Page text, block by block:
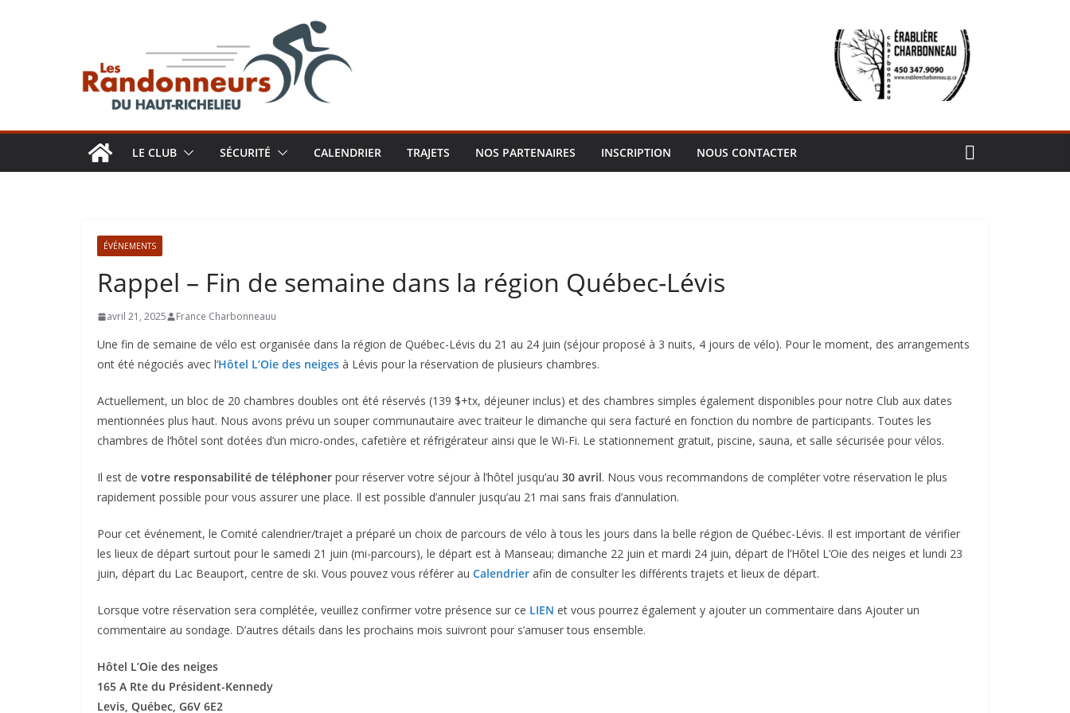
LE CLUB SÉCURITÉ CALENDRIER TRAJETS NOS PARTENAIRES INSCRIPTION NOUS CONTACTER
ÉVÉNEMENTS
Rappel – Fin de semaine dans la région Québec-Lévis
avril 21, 2025 France Charbonneauu
Une fin de semaine de vélo est organisée dans la région de Québec-Lévis du 21 au 24 juin (séjour proposé à 3 nuits, 4 jours de vélo). Pour le moment, des arrangements
ont été négociés avec l’Hôtel L’Oie des neiges à Lévis pour la réservation de plusieurs chambres.
Actuellement, un bloc de 20 chambres doubles ont été réservés (139 $+tx, déjeuner inclus) et des chambres simples également disponibles pour notre Club aux dates
mentionnées plus haut. Nous avons prévu un souper communautaire avec traiteur le dimanche qui sera facturé en fonction du nombre de participants. Toutes les
chambres de l’hôtel sont dotées d’un micro-ondes, cafetière et réfrigérateur ainsi que le Wi-Fi. Le stationnement gratuit, piscine, sauna, et salle sécurisée pour vélos.
Il est de votre responsabilité de téléphoner pour réserver votre séjour à l’hôtel jusqu’au 30 avril. Nous vous recommandons de compléter votre réservation le plus
rapidement possible pour vous assurer une place. Il est possible d’annuler jusqu’au 21 mai sans frais d’annulation.
Pour cet événement, le Comité calendrier/trajet a préparé un choix de parcours de vélo à tous les jours dans la belle région de Québec-Lévis. Il est important de vérifier
les lieux de départ surtout pour le samedi 21 juin (mi-parcours), le départ est à Manseau; dimanche 22 juin et mardi 24 juin, départ de l’Hôtel L’Oie des neiges et lundi 23
juin, départ du Lac Beauport, centre de ski. Vous pouvez vous référer au Calendrier afin de consulter les différents trajets et lieux de départ.
Lorsque votre réservation sera complétée, veuillez confirmer votre présence sur ce LIEN et vous pourrez également y ajouter un commentaire dans Ajouter un
commentaire au sondage. D’autres détails dans les prochains mois suivront pour s’amuser tous ensemble.
Hôtel L’Oie des neiges
165 A Rte du Président-Kennedy
Levis, Québec, G6V 6E2